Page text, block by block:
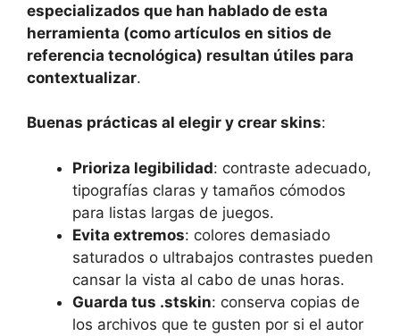
especializados que han hablado de esta
herramienta (como artículos en sitios de
referencia tecnológica) resultan útiles para
contextualizar.
Buenas prácticas al elegir y crear skins:
Prioriza legibilidad: contraste adecuado,
tipografías claras y tamaños cómodos
para listas largas de juegos.
Evita extremos: colores demasiado
saturados o ultrabajos contrastes pueden
cansar la vista al cabo de unas horas.
Guarda tus .stskin: conserva copias de
los archivos que te gusten por si el autor